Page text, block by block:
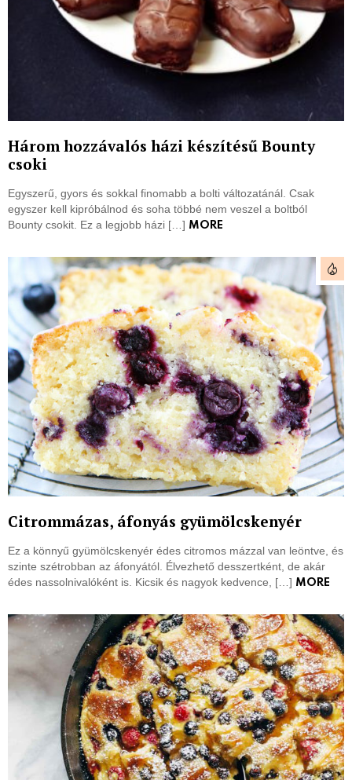
Három hozzávalós házi készítésű Bounty
csoki
Egyszerű, gyors és sokkal finomabb a bolti változatánál. Csak
egyszer kell kipróbálnod és soha többé nem veszel a boltból
Bounty csokit. Ez a legjobb házi […] MORE
Citrommázas, áfonyás gyümölcskenyér
Ez a könnyű gyümölcskenyér édes citromos mázzal van leöntve, és
szinte szétrobban az áfonyától. Élvezhető desszertként, de akár
édes nassolnivalóként is. Kicsik és nagyok kedvence, […] MORE